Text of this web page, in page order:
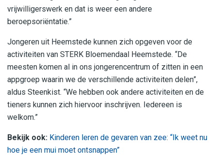
vrijwilligerswerk en dat is weer een andere
beroepsoriëntatie.”
Jongeren uit Heemstede kunnen zich opgeven voor de
activiteiten van STERK Bloemendaal Heemstede. “De
meesten komen al in ons jongerencentrum of zitten in een
appgroep waarin we de verschillende activiteiten delen”,
aldus Steenkist. “We hebben ook andere activiteiten en de
tieners kunnen zich hiervoor inschrijven. Iedereen is
welkom.”
Bekijk ook: Kinderen leren de gevaren van zee: “Ik weet nu
hoe je een mui moet ontsnappen”